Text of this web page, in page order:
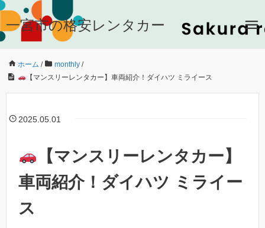
一宮市の格安レンタカー
ホーム / monthly /
【マンスリーレンタカー】車両紹介！ダイハツ ミライース
2025.05.01
【マンスリーレンタカー】
車両紹介！ダイハツ ミライー
ス